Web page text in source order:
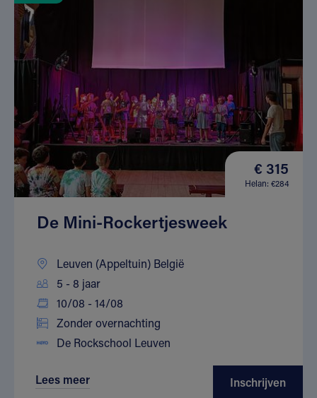
€ 315
Helan: €284
De Mini-Rockertjesweek
Leuven (Appeltuin) België
5 - 8 jaar
10/08 - 14/08
Zonder overnachting
De Rockschool Leuven
Lees meer Inschrijven